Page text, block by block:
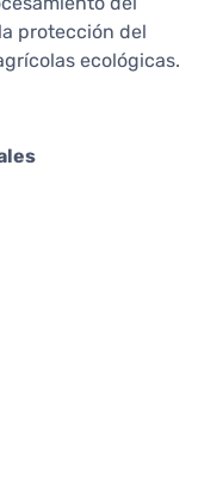
protección del
ecológicas.